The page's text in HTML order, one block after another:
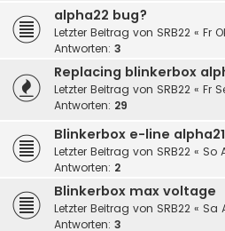
alpha22 bug?
Letzter Beitrag von SRB22 « Fr
Antworten: 3
Replacing blinkerbox
Letzter Beitrag von SRB22 « Fr
Antworten: 29
Blinkerbox e-line
Letzter Beitrag von SRB22 « So
Antworten: 2
Blinkerbox max voltage
Letzter Beitrag von SRB22 « Sa
Antworten: 3